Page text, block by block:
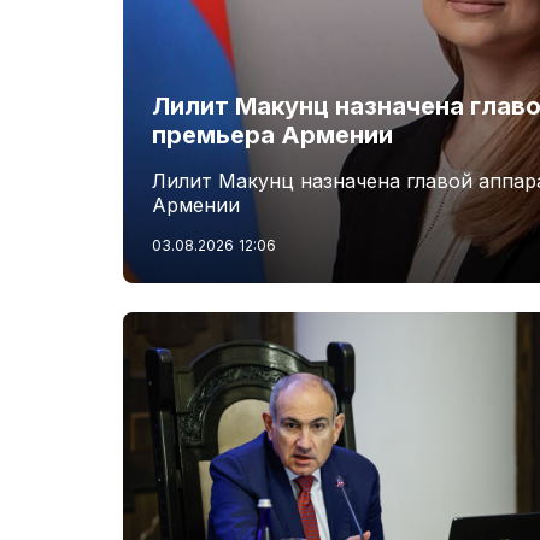
Лилит Макунц назначена
премьера Армении
Лилит Макунц назначена главой
Армении
03.08.2026 12:06